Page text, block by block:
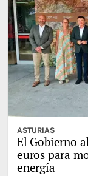
ASTURIAS
El Gobierno
euros para
energía